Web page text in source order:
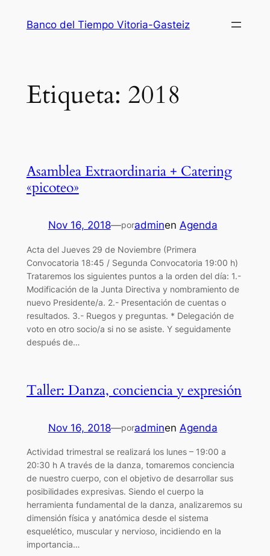
Banco del Tiempo Vitoria-Gasteiz
Etiqueta: 2018
Asamblea Extraordinaria + Catering
«picoteo»
Nov 16, 2018—poradminen Agenda
Acta del Jueves 29 de Noviembre (Primera
Convocatoria 18:45 / Segunda Convocatoria 19:00 h)
Trataremos los siguientes puntos a la orden del día: 1.-
Modificación de la Junta Directiva y nombramiento de
nuevo Presidente/a. 2.- Presentación de cuentas o
resultados. 3.- Ruegos y preguntas. * Delegación de
voto en otro socio/a si no se asiste. Y seguidamente
después de…
Taller: Danza, conciencia y expresión
Nov 16, 2018—poradminen Agenda
Actividad trimestral se realizará los lunes – 19:00 a
20:30 h A través de la danza, tomaremos conciencia
de nuestro cuerpo, con el objetivo de desarrollar sus
posibilidades expresivas. Siendo el cuerpo la
herramienta fundamental de la danza, analizaremos su
dimensión física y anatómica desde el sistema
esquelético, muscular y nervioso, incidiendo en la
importancia…